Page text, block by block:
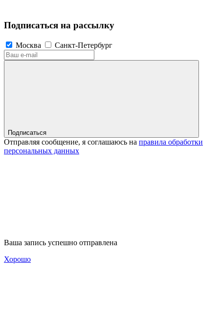
Подписаться на рассылку
Москва Санкт-Петербург
Подписаться
Отправляя сообщение, я соглашаюсь на правила обработки
персональных данных
Ваша запись успешно отправлена
Хорошо